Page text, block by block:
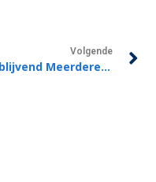
Volgende
Vrijblijvend Meerdere Huizen Bezichtigen Tijdens Open Huizen Dag